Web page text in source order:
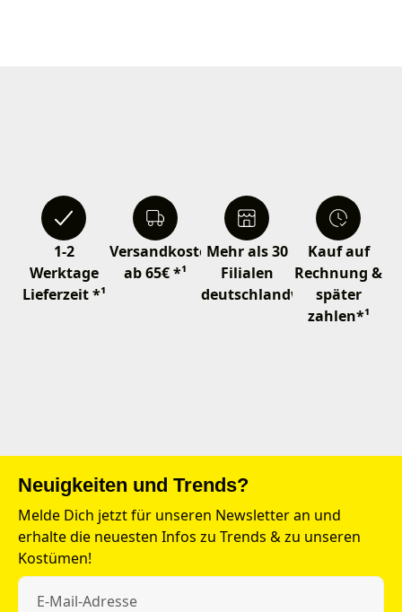
1-2
Werktage
Lieferzeit *¹
Versandkostenfrei
ab 65€ *¹
Mehr als 30
Filialen
deutschlandweit
Kauf auf
Rechnung &
später
zahlen*¹
Neuigkeiten und Trends?
Melde Dich jetzt für unseren Newsletter an und
erhalte die neuesten Infos zu Trends & zu unseren
Kostümen!